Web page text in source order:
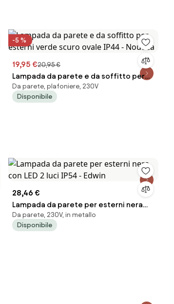
-5 %
19,95 €20,95 €
Lampada da parete e da soffitto per
esterni verde scuro ovale IP44 -
Noutica
Da parete, plafoniere, 230V
Disponibile
28,46 €
Lampada da parete per esterni nera
con LED 2 luci IP54 - Edwin
Da parete, 230V, in metallo
Disponibile